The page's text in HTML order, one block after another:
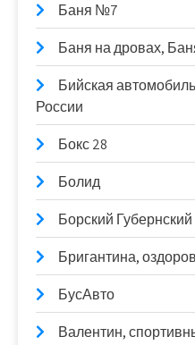
Баня №7
Баня на дровах,
Бийская
России
Бокс 28
Болид
Борский
Бригантина,
БусАвто
Валентин,